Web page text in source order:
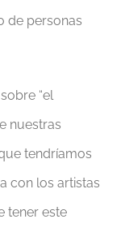
de personas
“el
nuestras
tendríamos
con los artistas
tener este